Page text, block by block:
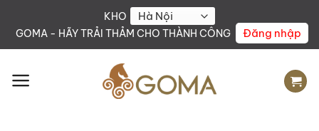
KHO
GOMA - HÃY TRẢI THẢM CHO THÀNH CÔNG
Đăng nhập